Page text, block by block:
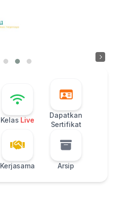
›
Kelas Live
Dapatkan
Sertifikat
Kerjasama Arsip